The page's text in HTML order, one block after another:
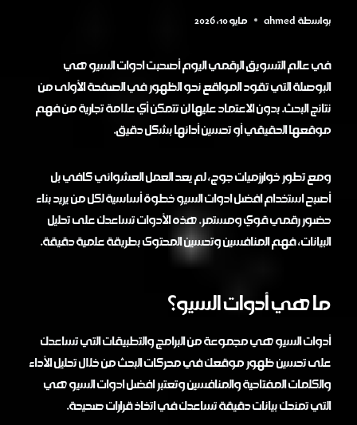
بواسطة ahmed مايو 10, 2026
في عالم التسويق الرقمي اليوم أصحبت ادوات السيو هي
البوصلة التي تقود المواقع نحو الظهور في الصفحة الأولى من
نتائج البحث. بدون الاعتماد عليها لن تتمكن أي علامة تجارية من فهم
موقعها الحقيقي أو تحسين أدائها بشكل دقيق.
ومع تطور خوارزميات جوج، لم يعد العمل العشوائي كافي بل
أصبح استخدام افضل ادوات السيو خطوة أساسية لكل من يريد بناء
حضور رقمي قوي ومستمر. هذه الأدوات تساعدك على تحليل
البيانات، فهم المنافسين وتحسين المحتوى بطريقة علمية دقيقة.
ما هي أدوات السيو؟
أدوات السيو هي مجموعة من البرامج والتطبيقات التي تساعدك
على تحسين ظهور موقعك في محركات البحث من خلال تحليل الأداء
والكلمات المفتاحية والمنافسين وتعتبر افضل ادوات السيو هي
التي تمنحك بيانات دقيقة تساعدك في اتخاذ قرارات صحيحة.